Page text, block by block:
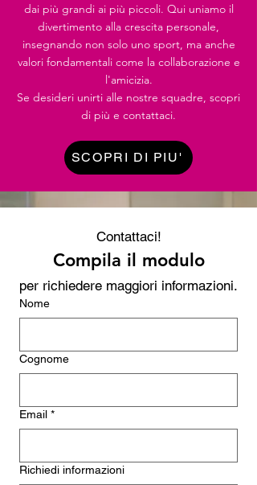
dai più grandi ai più piccoli. Qui uniamo il
divertimento alla crescita personale,
insegnando non solo uno sport, ma anche
valori fondamentali come la collaborazione e
l'amicizia.
Se desideri unirti alle nostre squadre, scopri
di più e contattaci.
SCOPRI DI PIU'
Contattaci!
Compila il modulo
per richiedere maggiori informazioni.
Nome
Cognome
Email *
Richiedi informazioni